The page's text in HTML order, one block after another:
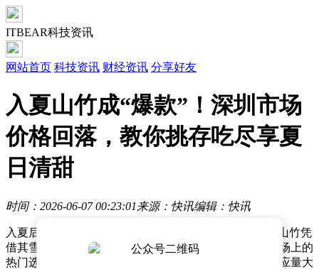
ITBEAR科技资讯
网站首页 科技资讯 财经资讯 分享好友
入夏山竹成“爆款”！深圳市场
价格回落，教你挑存吃尽享夏
日清甜
时间：2026-06-07 00:23:01 来源：快讯编辑：快讯
入夏后，热带水果迎来销售旺季，有“果中皇后”美誉的山竹凭
借其雪白绵密的果肉和如冰激凌般清甜的口感，成为市场上的
热门选择。随着东南亚主产区进入采收高峰期，山竹供应量大